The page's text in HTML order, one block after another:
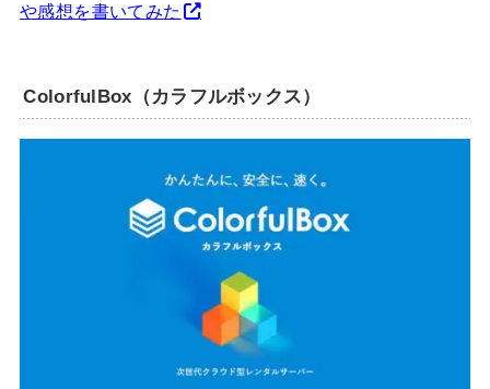
や感想を書いてみた
ColorfulBox（カラフルボックス）